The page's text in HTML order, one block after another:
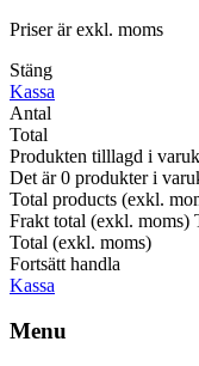
Priser är exkl. moms
Stäng
Kassa
Antal
Total
Produkten tilllagd i
Det är0 produkter i
Total products (exkl.
Frakt total (exkl. moms)
Total (exkl. moms)
Fortsätt handla
Kassa
Menu